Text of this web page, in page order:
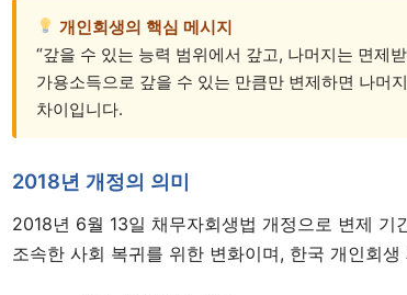
개인회생의 핵심 메시지
“갚을 수 있는 능력 범위에서 갚고, 나머지는 면제
가용소득으로 갚을 수 있는 만큼만 변제하면 나머
차이입니다.
2018년 개정의 의미
2018년 6월 13일 채무자회생법 개정으로 변제
조속한 사회 복귀를 위한 변화이며, 한국 개인회
1:1 상담 신청
법무법인 서앤율 · 광고책임변호사 구제준